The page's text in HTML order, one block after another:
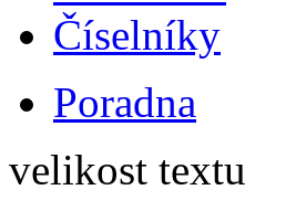
Číselníky
Poradna
velikost textu